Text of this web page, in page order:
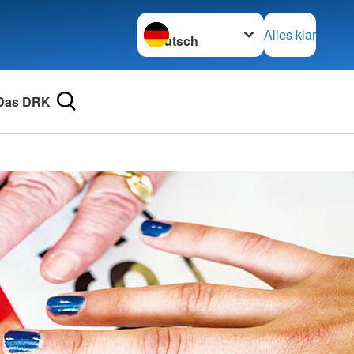
Sprache wechseln zu
Alles klar
DRK